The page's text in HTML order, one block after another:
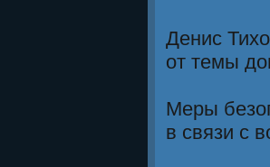
Денис
от темы
Меры
в связи с